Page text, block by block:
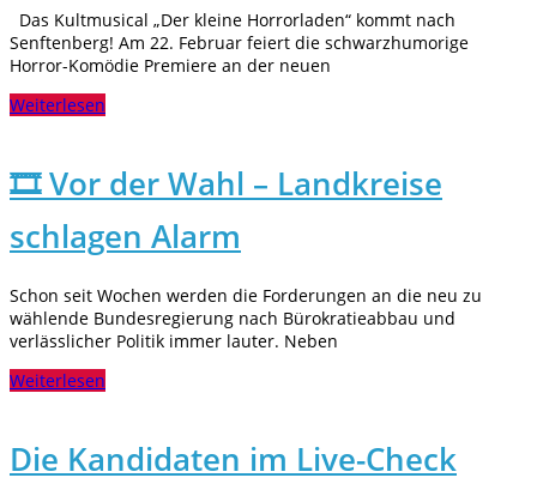
Das Kultmusical „Der kleine Horrorladen“ kommt nach
Senftenberg! Am 22. Februar feiert die schwarzhumorige
Horror-Komödie Premiere an der neuen
Weiterlesen
🎞️ Vor der Wahl – Landkreise
schlagen Alarm
Schon seit Wochen werden die Forderungen an die neu zu
wählende Bundesregierung nach Bürokratieabbau und
verlässlicher Politik immer lauter. Neben
Weiterlesen
Die Kandidaten im Live-Check